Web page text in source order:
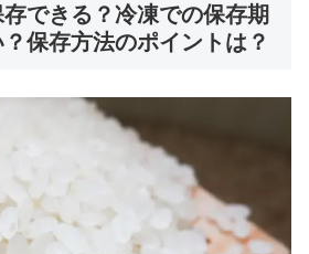
できる？冷凍での保存期
保存方法のポイントは？